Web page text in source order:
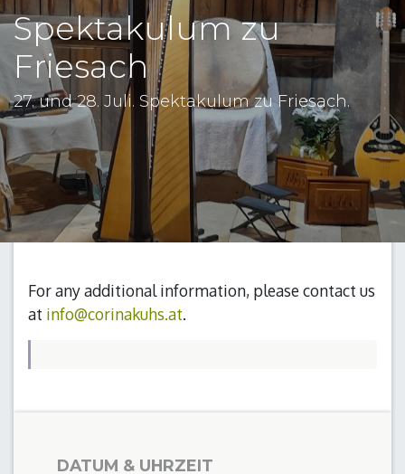
Spektakulum zu
Friesach
27. und 28. Juli. Spektakulum zu Friesach.
For any additional information, please contact us
at info@corinakuhs.at.
DATUM & UHRZEIT